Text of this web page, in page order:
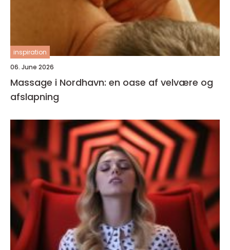
inspiration
06. June 2026
Massage i Nordhavn: en oase af velvære og
afslapning